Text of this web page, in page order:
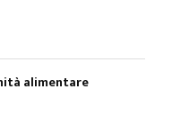
alimentare